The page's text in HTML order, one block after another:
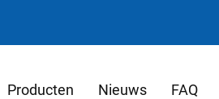
Producten Nieuws FAQ